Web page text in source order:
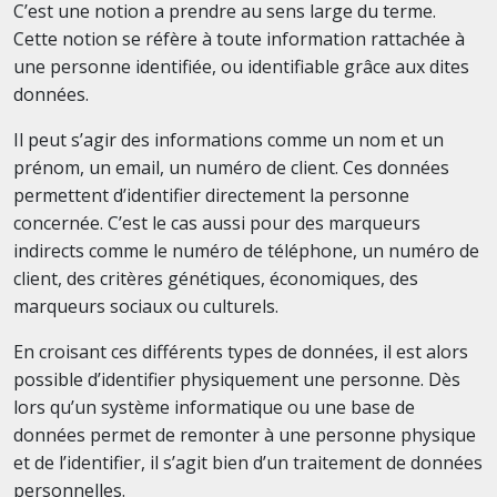
C’est une notion a prendre au sens large du terme.
Cette notion se réfère à toute information rattachée à
une personne identifiée, ou identifiable grâce aux dites
données.
Il peut s’agir des informations comme un nom et un
prénom, un email, un numéro de client. Ces données
permettent d’identifier directement la personne
concernée. C’est le cas aussi pour des marqueurs
indirects comme le numéro de téléphone, un numéro de
client, des critères génétiques, économiques, des
marqueurs sociaux ou culturels.
En croisant ces différents types de données, il est alors
possible d’identifier physiquement une personne. Dès
lors qu’un système informatique ou une base de
données permet de remonter à une personne physique
et de l’identifier, il s’agit bien d’un traitement de données
personnelles.